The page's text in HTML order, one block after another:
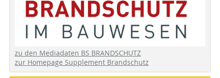
zu den Mediadaten BS BRANDSCHUTZ
zur Homepage Supplement Brandschutz